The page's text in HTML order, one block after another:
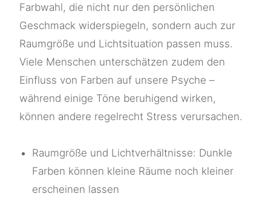
Farbwahl, die nicht nur den persönlichen
Geschmack widerspiegeln, sondern auch zur
Raumgröße und Lichtsituation passen muss.
Viele Menschen unterschätzen zudem den
Einfluss von Farben auf unsere Psyche –
während einige Töne beruhigend wirken,
können andere regelrecht Stress verursachen.
Raumgröße und Lichtverhältnisse: Dunkle
Farben können kleine Räume noch kleiner
erscheinen lassen